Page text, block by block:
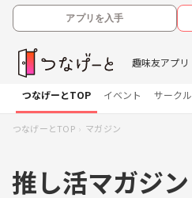
アプリを入手
趣味友アプリ
つなげーとTOP イベント サークル
つなげーとTOP マガジン
推し活マガジン